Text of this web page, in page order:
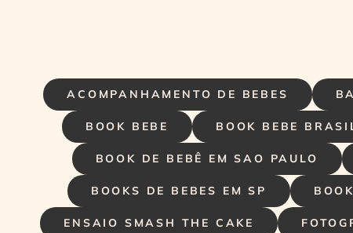
ACOMPANHAMENTO DE BEBES
BOOK BEBE BOOK BEBE
BOOK DE BEBÊ EM SAO PAULO
BOOKS DE BEBES EM SP
ENSAIO SMASH THE CAKE